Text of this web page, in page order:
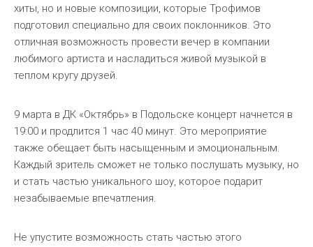
хиты, но и новые композиции, которые Трофимов
подготовил специально для своих поклонников. Это
отличная возможность провести вечер в компании
любимого артиста и насладиться живой музыкой в
теплом кругу друзей.
9 марта в ДК «Октябрь» в Подольске концерт начнется в
19:00 и продлится 1 час 40 минут. Это мероприятие
также обещает быть насыщенным и эмоциональным.
Каждый зритель сможет не только послушать музыку, но
и стать частью уникального шоу, которое подарит
незабываемые впечатления.
Не упустите возможность стать частью этого